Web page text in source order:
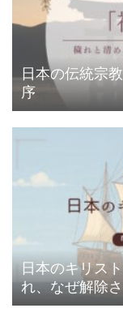
日本の伝統宗
序
日本のキリス
れ、なぜ解除